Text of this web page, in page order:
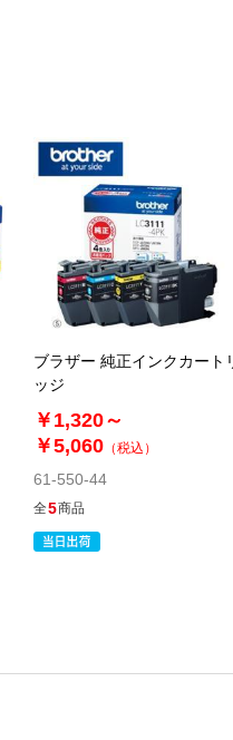
ブラザー 純正インクカート
ッジ
￥1,320～
￥5,060 （税込）
61-550-44
全5商品